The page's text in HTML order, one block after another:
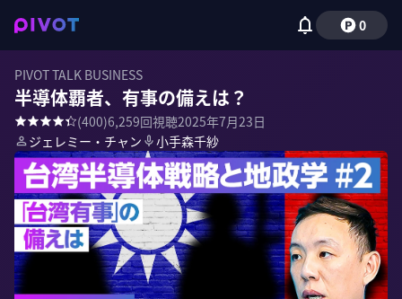
0
PIVOT TALK BUSINESS
半導体覇者、有事の備えは？
(400)6,259回視聴2025年7月23日
ジェレミー・チャン
小手森千紗